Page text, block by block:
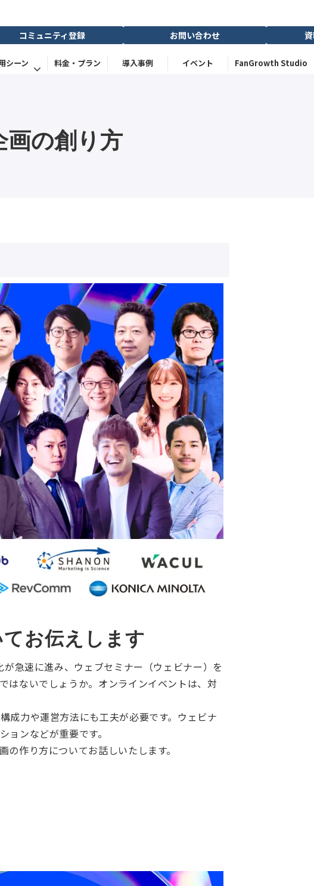
コミュニティ登録 お問い合わせ
シーン 料金・プラン 導入事例 イベント FanGrowth Studio
画の創り方
お伝えします
急速に進み、ウェブセミナー（ウェビナー）を
はないでしょうか。オンラインイベントは、対
成力や運営方法にも工夫が必要です。ウェビナ
ンなどが重要です。
作り方についてお話しいたします。